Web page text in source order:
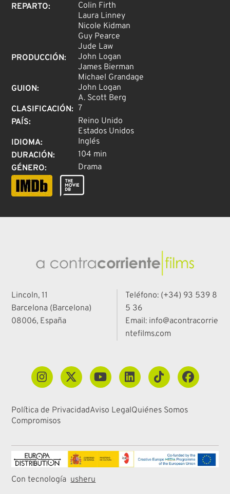
REPARTO:
Colin Firth
Laura Linney
Nicole Kidman
Guy Pearce
Jude Law
PRODUCCIÓN:
John Logan
James Bierman
Michael Grandage
GUION:
John Logan
A. Scott Berg
CLASIFICACIÓN: 7
PAÍS:
Reino Unido
Estados Unidos
IDIOMA:
Inglés
DURACIÓN:
104 min
GÉNERO: Drama
Lincoln, 11
Barcelona (Barcelona)
08006, España
Teléfono: (+34) 93 539 8
5 36
Email: info@acontracorrie
ntefilms.com
Política de PrivacidadAviso LegalQuiénes Somos
Compromisos
Con tecnología usheru